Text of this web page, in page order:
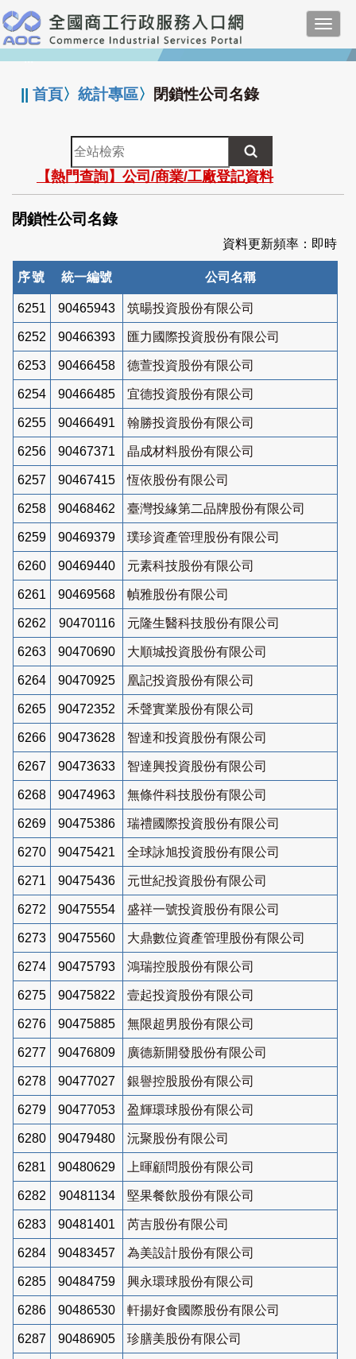
跳
到
主
要
:::
||首頁〉統計專區〉 閉鎖性公司名錄
全
站
檢
索
【熱門查詢】公司/商業/工廠登記資料
閉鎖性公司名錄
資料更新頻率：即時
序號 統一編號 公司名稱
6251 90465943 筑暘投資股份有限公司
6252 90466393 匯力國際投資股份有限公司
6253 90466458 德萱投資股份有限公司
6254 90466485 宜德投資股份有限公司
6255 90466491 翰勝投資股份有限公司
6256 90467371 晶成材料股份有限公司
6257 90467415 恆依股份有限公司
6258 90468462 臺灣投緣第二品牌股份有限公司
6259 90469379 璞珍資產管理股份有限公司
6260 90469440 元素科技股份有限公司
6261 90469568 幀雅股份有限公司
6262 90470116 元隆生醫科技股份有限公司
6263 90470690 大順城投資股份有限公司
6264 90470925 凰記投資股份有限公司
6265 90472352 禾聲實業股份有限公司
6266 90473628 智達和投資股份有限公司
6267 90473633 智達興投資股份有限公司
6268 90474963 無條件科技股份有限公司
6269 90475386 瑞禮國際投資股份有限公司
6270 90475421 全球詠旭投資股份有限公司
6271 90475436 元世紀投資股份有限公司
6272 90475554 盛祥一號投資股份有限公司
6273 90475560 大鼎數位資產管理股份有限公司
6274 90475793 鴻瑞控股股份有限公司
6275 90475822 壹起投資股份有限公司
6276 90475885 無限超男股份有限公司
6277 90476809 廣德新開發股份有限公司
6278 90477027 銀譽控股股份有限公司
6279 90477053 盈輝環球股份有限公司
6280 90479480 沅聚股份有限公司
6281 90480629 上暉顧問股份有限公司
6282 90481134 堅果餐飲股份有限公司
6283 90481401 芮吉股份有限公司
6284 90483457 為美設計股份有限公司
6285 90484759 興永環球股份有限公司
6286 90486530 軒揚好食國際股份有限公司
6287 90486905 珍膳美股份有限公司